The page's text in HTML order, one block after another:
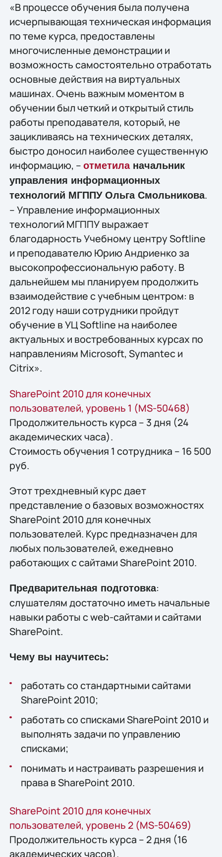
«В процессе обучения была получена
исчерпывающая техническая информация
по теме курса, предоставлены
многочисленные демонстрации и
возможность самостоятельно отработать
основные действия на виртуальных
машинах. Очень важным моментом в
обучении был четкий и открытый стиль
работы преподавателя, который, не
зацикливаясь на технических деталях,
быстро доносил наиболее существенную
информацию, – отметиланачальник
управления информационных
технологий МГППУ Ольга Смольникова.
– Управление информационных
технологий МГППУ выражает
благодарность Учебному центру Softline
и преподавателю Юрию Андриенко за
высокопрофессиональную работу. В
дальнейшем мы планируем продолжить
взаимодействие с учебным центром: в
2012 году наши сотрудники пройдут
обучение в УЦ Softline на наиболее
актуальных и востребованных курсах по
направлениям Microsoft, Symantec и
Citrix».
SharePoint 2010 для конечных
пользователей, уровень 1 (MS-50468)
Продолжительность курса – 3 дня (24
академических часа).
Стоимость обучения 1 сотрудника – 16 500
руб.
Этот трехдневный курс дает
представление о базовых возможностях
SharePoint 2010 для конечных
пользователей. Курс предназначен для
любых пользователей, ежедневно
работающих с сайтами SharePoint 2010.
Предварительная подготовка:
слушателям достаточно иметь начальные
навыки работы с web-сайтами и сайтами
SharePoint.
Чему вы научитесь:
работать со стандартными сайтами
SharePoint 2010;
работать со списками SharePoint 2010 и
выполнять задачи по управлению
списками;
понимать и настраивать разрешения и
права в SharePoint 2010.
SharePoint 2010 для конечных
пользователей, уровень 2 (MS-50469)
Продолжительность курса – 2 дня (16
академических часов).